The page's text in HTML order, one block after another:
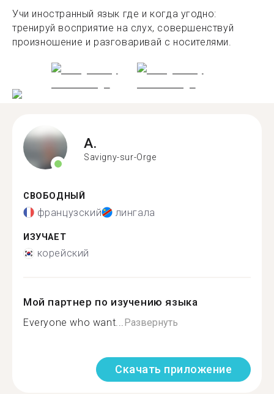
Учи иностранный язык где и когда угодно:
тренируй восприятие на слух, совершенствуй
произношение и разговаривай с носителями.
A.
Savigny-sur-Orge
СВОБОДНЫЙ
французский лингала
ИЗУЧАЕТ
корейский
Мой партнер по изучению языка
Everyone who want...Развернуть
Скачать приложение